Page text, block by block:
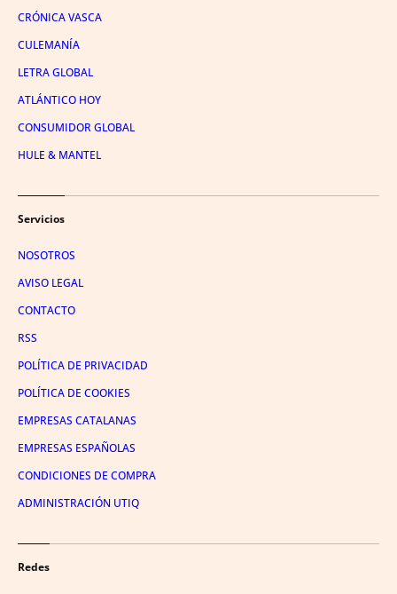
CRÓNICA VASCA
CULEMANÍA
LETRA GLOBAL
ATLÁNTICO HOY
CONSUMIDOR GLOBAL
HULE & MANTEL
Servicios
NOSOTROS
AVISO LEGAL
CONTACTO
RSS
POLÍTICA DE PRIVACIDAD
POLÍTICA DE COOKIES
EMPRESAS CATALANAS
EMPRESAS ESPAÑOLAS
CONDICIONES DE COMPRA
ADMINISTRACIÓN UTIQ
Redes